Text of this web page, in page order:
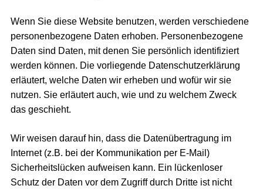
Wenn Sie diese Website benutzen, werden verschiedene
personenbezogene Daten erhoben. Personenbezogene
Daten sind Daten, mit denen Sie persönlich identifiziert
werden können. Die vorliegende Datenschutzerklärung
erläutert, welche Daten wir erheben und wofür wir sie
nutzen. Sie erläutert auch, wie und zu welchem Zweck
das geschieht.
Wir weisen darauf hin, dass die Datenübertragung im
Internet (z.B. bei der Kommunikation per E-Mail)
Sicherheitslücken aufweisen kann. Ein lückenloser
Schutz der Daten vor dem Zugriff durch Dritte ist nicht